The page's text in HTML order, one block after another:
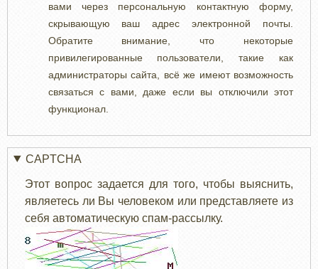
вами через персональную контактную форму,
скрывающую ваш адрес электронной почты.
Обратите внимание, что некоторые
привилегированные пользователи, такие как
администраторы сайта, всё же имеют возможность
связаться с вами, даже если вы отключили этот
функционал.
CAPTCHA
Этот вопрос задается для того, чтобы выяснить,
являетесь ли Вы человеком или представляете из
себя автоматическую спам-рассылку.